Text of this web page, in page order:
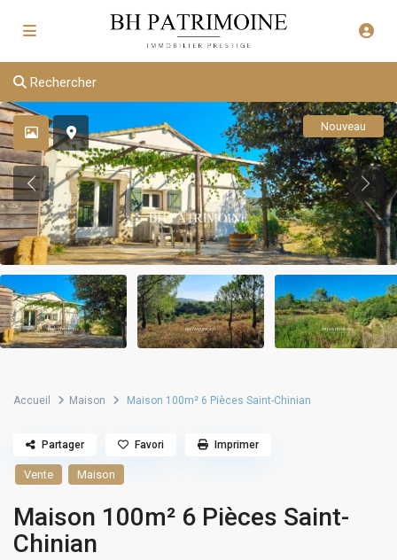
Rechercher
Nouveau
Accueil Maison Maison 100m² 6 Pièces Saint-Chinian
Vente Maison
Maison 100m² 6 Pièces Saint-
Chinian
Partager Favori Imprimer